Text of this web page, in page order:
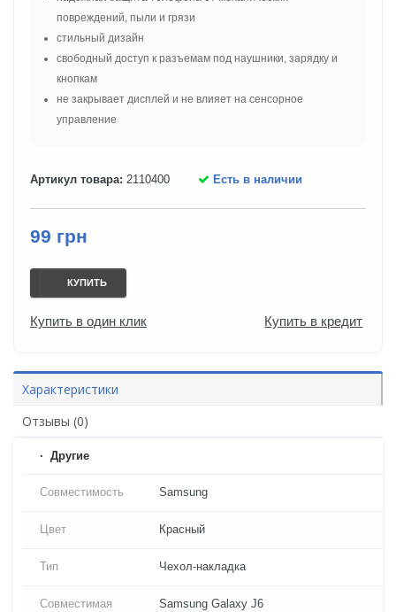
повреждений, пыли и грязи
стильный дизайн
свободный доступ к разъемам под наушники, зарядку и
кнопкам
не закрывает дисплей и не влияет на сенсорное
управление
Артикул товара: 2110400 Есть в наличии
99 грн
КУПИТЬ
Купить в один клик Купить в кредит
Характеристики
Отзывы (0)
Другие
Совместимость Samsung
Цвет Красный
Тип Чехол-накладка
Совместимая
Samsung Galaxy J6